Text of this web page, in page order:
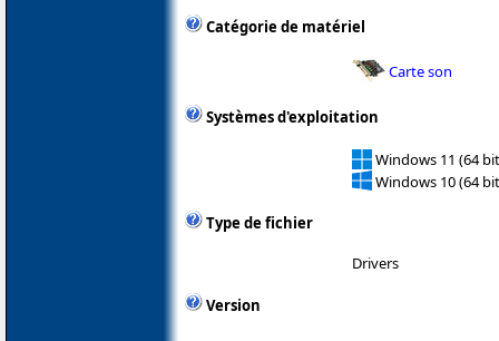
Catégorie de matériel
Carte son
Systèmes d'exploitation
Windows 11 (64
Windows 10 (64
Type de fichier
Drivers
Version